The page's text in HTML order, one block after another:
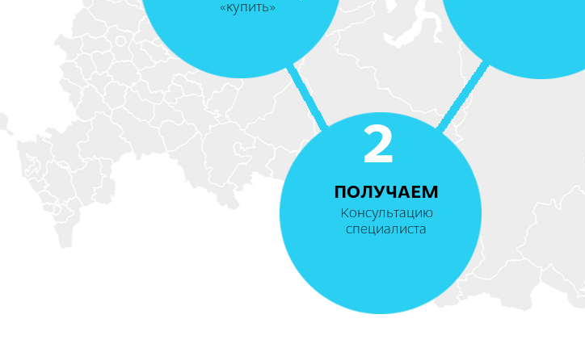
«купить»
2
ПОЛУЧАЕМ
Консультацию
специалиста